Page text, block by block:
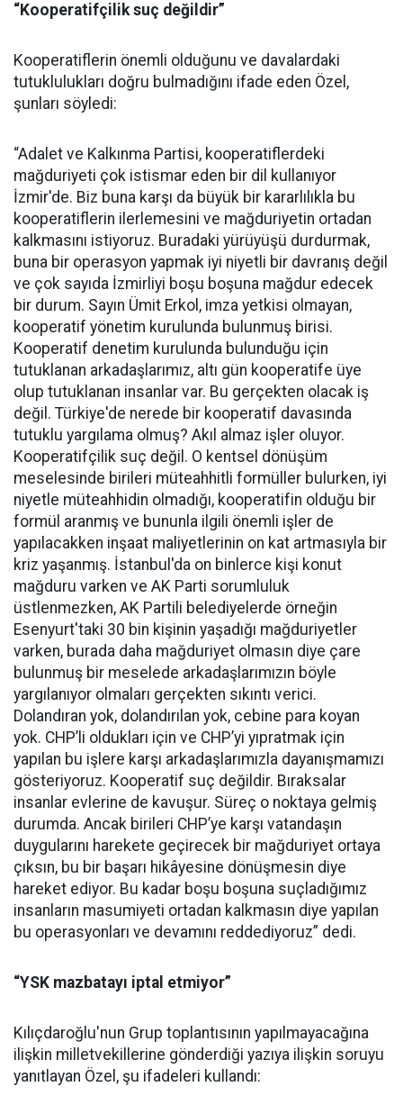
“Kooperatifçilik suç değildir”
Kooperatiflerin önemli olduğunu ve davalardaki
tutuklulukları doğru bulmadığını ifade eden Özel,
şunları söyledi:
“Adalet ve Kalkınma Partisi, kooperatiflerdeki
mağduriyeti çok istismar eden bir dil kullanıyor
İzmir'de. Biz buna karşı da büyük bir kararlılıkla bu
kooperatiflerin ilerlemesini ve mağduriyetin ortadan
kalkmasını istiyoruz. Buradaki yürüyüşü durdurmak,
buna bir operasyon yapmak iyi niyetli bir davranış değil
ve çok sayıda İzmirliyi boşu boşuna mağdur edecek
bir durum. Sayın Ümit Erkol, imza yetkisi olmayan,
kooperatif yönetim kurulunda bulunmuş birisi.
Kooperatif denetim kurulunda bulunduğu için
tutuklanan arkadaşlarımız, altı gün kooperatife üye
olup tutuklanan insanlar var. Bu gerçekten olacak iş
değil. Türkiye'de nerede bir kooperatif davasında
tutuklu yargılama olmuş? Akıl almaz işler oluyor.
Kooperatifçilik suç değil. O kentsel dönüşüm
meselesinde birileri müteahhitli formüller bulurken, iyi
niyetle müteahhidin olmadığı, kooperatifin olduğu bir
formül aranmış ve bununla ilgili önemli işler de
yapılacakken inşaat maliyetlerinin on kat artmasıyla bir
kriz yaşanmış. İstanbul'da on binlerce kişi konut
mağduru varken ve AK Parti sorumluluk
üstlenmezken, AK Partili belediyelerde örneğin
Esenyurt'taki 30 bin kişinin yaşadığı mağduriyetler
varken, burada daha mağduriyet olmasın diye çare
bulunmuş bir meselede arkadaşlarımızın böyle
yargılanıyor olmaları gerçekten sıkıntı verici.
Dolandıran yok, dolandırılan yok, cebine para koyan
yok. CHP’li oldukları için ve CHP’yi yıpratmak için
yapılan bu işlere karşı arkadaşlarımızla dayanışmamızı
gösteriyoruz. Kooperatif suç değildir. Bıraksalar
insanlar evlerine de kavuşur. Süreç o noktaya gelmiş
durumda. Ancak birileri CHP’ye karşı vatandaşın
duygularını harekete geçirecek bir mağduriyet ortaya
çıksın, bu bir başarı hikâyesine dönüşmesin diye
hareket ediyor. Bu kadar boşu boşuna suçladığımız
insanların masumiyeti ortadan kalkmasın diye yapılan
bu operasyonları ve devamını reddediyoruz” dedi.
“YSK mazbatayı iptal etmiyor”
Kılıçdaroğlu'nun Grup toplantısının yapılmayacağına
ilişkin milletvekillerine gönderdiği yazıya ilişkin soruyu
yanıtlayan Özel, şu ifadeleri kullandı: